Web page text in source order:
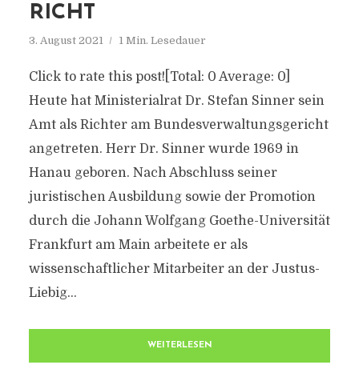
RICHT
3. August 2021 1 Min. Lesedauer
Click to rate this post![Total: 0 Average: 0]
Heute hat Ministerialrat Dr. Stefan Sinner sein
Amt als Richter am Bundesverwaltungsgericht
angetreten. Herr Dr. Sinner wurde 1969 in
Hanau geboren. Nach Abschluss seiner
juristischen Ausbildung sowie der Promotion
durch die Johann Wolfgang Goethe-Universität
Frankfurt am Main arbeitete er als
wissenschaftlicher Mitarbeiter an der Justus-
Liebig...
WEITERLESEN